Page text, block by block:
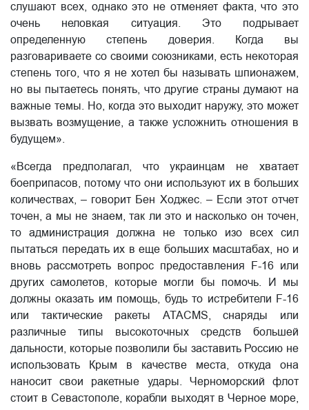
слушают всех, однако это не отменяет факта, что это
очень неловкая ситуация. Это подрывает
определенную степень доверия. Когда вы
разговариваете со своими союзниками, есть некоторая
степень того, что я не хотел бы называть шпионажем,
но вы пытаетесь понять, что другие страны думают на
важные темы. Но, когда это выходит наружу, это может
вызвать возмущение, а также усложнить отношения в
будущем».
«Всегда предполагал, что украинцам не хватает
боеприпасов, потому что они используют их в больших
количествах, – говорит Бен Ходжес. – Если этот отчет
точен, а мы не знаем, так ли это и насколько он точен,
то администрация должна не только изо всех сил
пытаться передать их в еще больших масштабах, но и
вновь рассмотреть вопрос предоставления F-16 или
других самолетов, которые могли бы помочь. И мы
должны оказать им помощь, будь то истребители F-16
или тактические ракеты АТАCМS, снаряды или
различные типы высокоточных средств большей
дальности, которые позволили бы заставить Россию не
использовать Крым в качестве места, откуда она
наносит свои ракетные удары. Черноморский флот
стоит в Севастополе, корабли выходят в Черное море,